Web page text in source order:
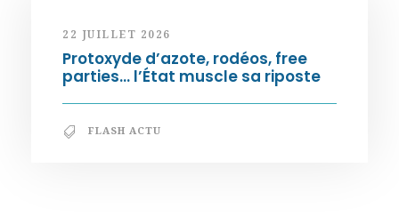
22 JUILLET 2026
Protoxyde d’azote, rodéos, free
parties… l’État muscle sa riposte
FLASH ACTU